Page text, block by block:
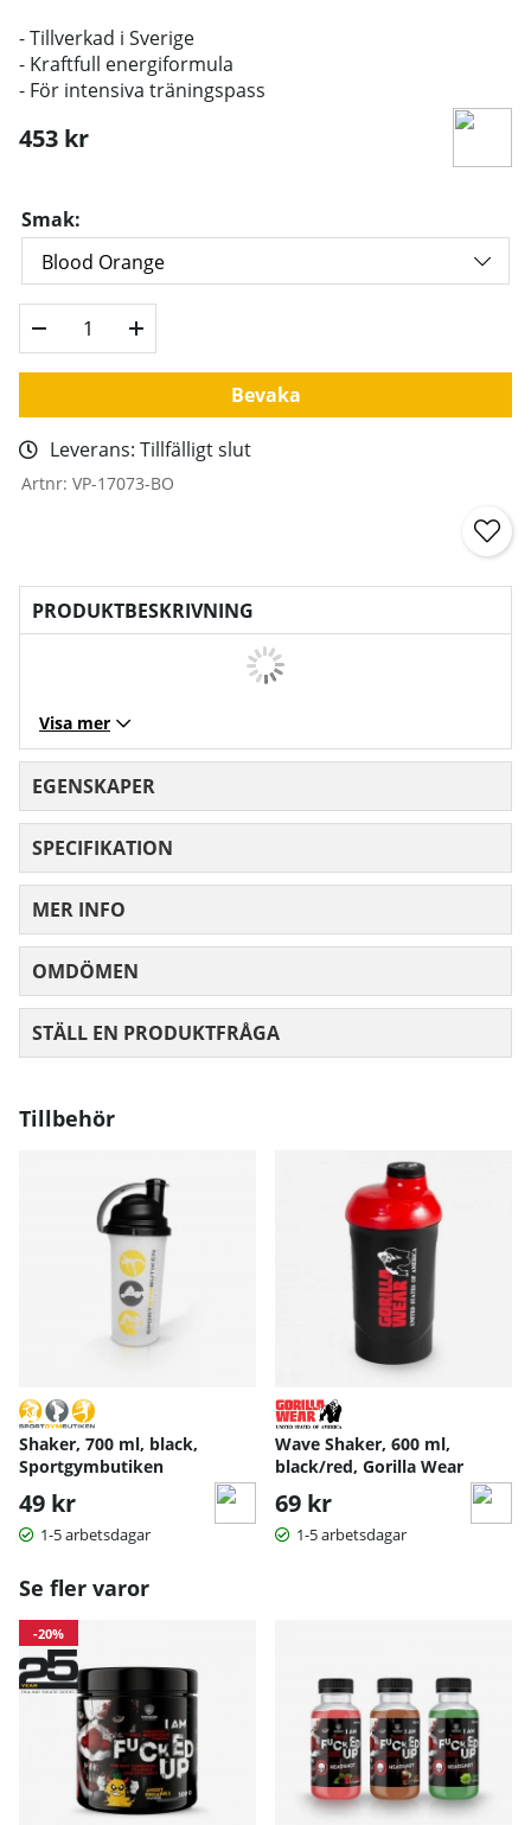
- Tillverkad i Sverige
- Kraftfull energiformula
- För intensiva träningspass
453 kr
Smak:
Bevaka
Leverans: Tillfälligt slut
Artnr: VP-17073-BO
PRODUKTBESKRIVNING
Visa mer
EGENSKAPER
SPECIFIKATION
MER INFO
OMDÖMEN
STÄLL EN PRODUKTFRÅGA
Tillbehör
Shaker, 700 ml, black,
Sportgymbutiken
49 kr
1-5 arbetsdagar
Wave Shaker, 600 ml,
black/red, Gorilla Wear
69 kr
1-5 arbetsdagar
Se fler varor
-20%